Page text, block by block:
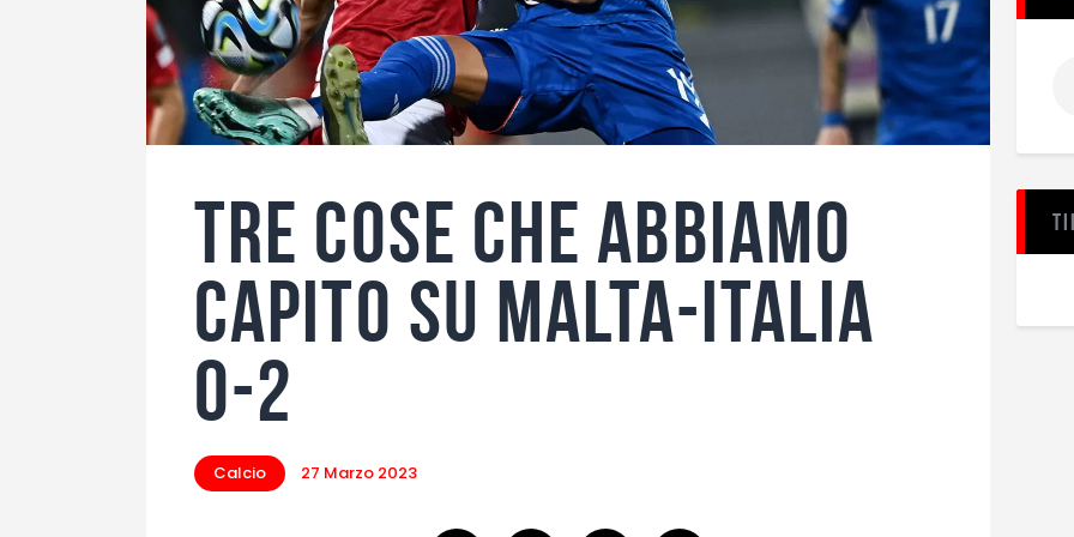
Tre cose che abbiamo
capito su Malta-Italia
0-2
Calcio 27 Marzo 2023